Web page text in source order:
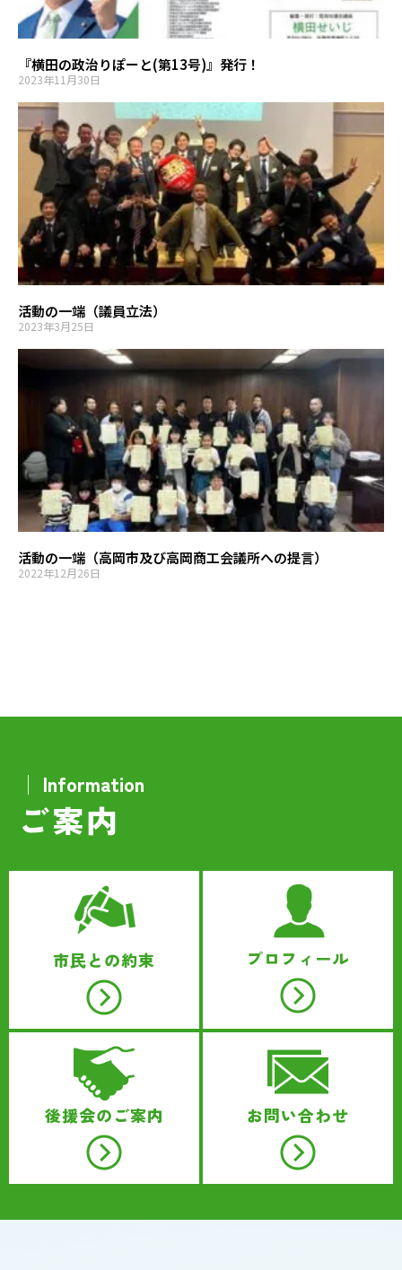
『横田の政治りぽーと(第13号)』発行！
2023年11月30日
活動の一端（議員立法）
2023年3月25日
活動の一端（高岡市及び高岡商工会議所への提言）
2022年12月26日
│ Information
ご案内
市民との約束 プロフィール
後援会のご案内 お問い合わせ